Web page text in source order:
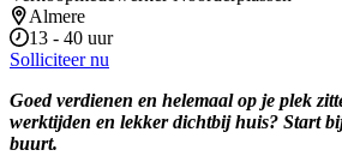
Almere
13 - 40 uur
Solliciteer nu
Goed verdienen en helemaal op je plek
werktijden en lekker dichtbij huis? Start
buurt.